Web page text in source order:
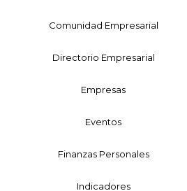
Comunidad Empresarial
Directorio Empresarial
Empresas
Eventos
Finanzas Personales
Indicadores